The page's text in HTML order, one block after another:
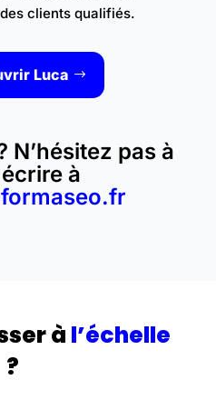
clients qualifiés.
Luca
N’hésitez pas à
à
à l’échelle
?